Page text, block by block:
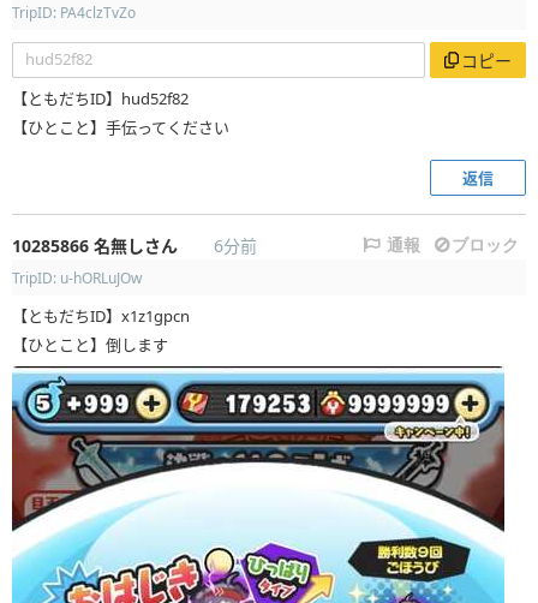
TripID: PA4clzTvZo
hud52f82 コピー
【ともだちID】hud52f82
【ひとこと】手伝ってください
返信
10285866 名無しさん 6分前 通報 ブロック
TripID: u-hORLuJOw
【ともだちID】x1z1gpcn
【ひとこと】倒します